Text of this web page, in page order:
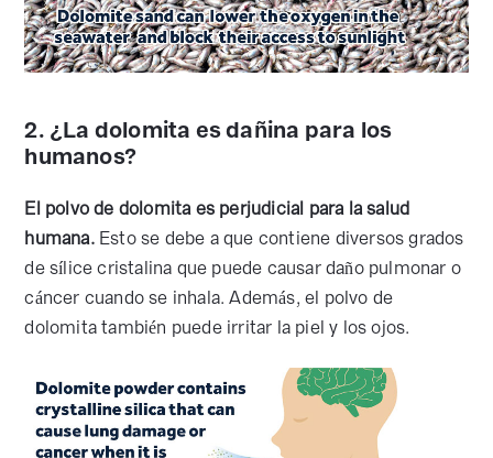
2. ¿La dolomita es dañina para los
humanos?
El polvo de dolomita es perjudicial para la salud
humana.Esto se debe a que contiene diversos grados
de sílice cristalina que puede causar daño pulmonar o
cáncer cuando se inhala. Además, el polvo de
dolomita también puede irritar la piel y los ojos.